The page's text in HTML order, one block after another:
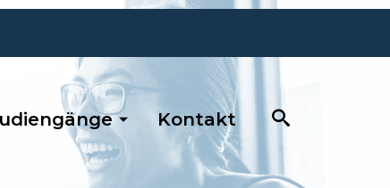
Kontakt